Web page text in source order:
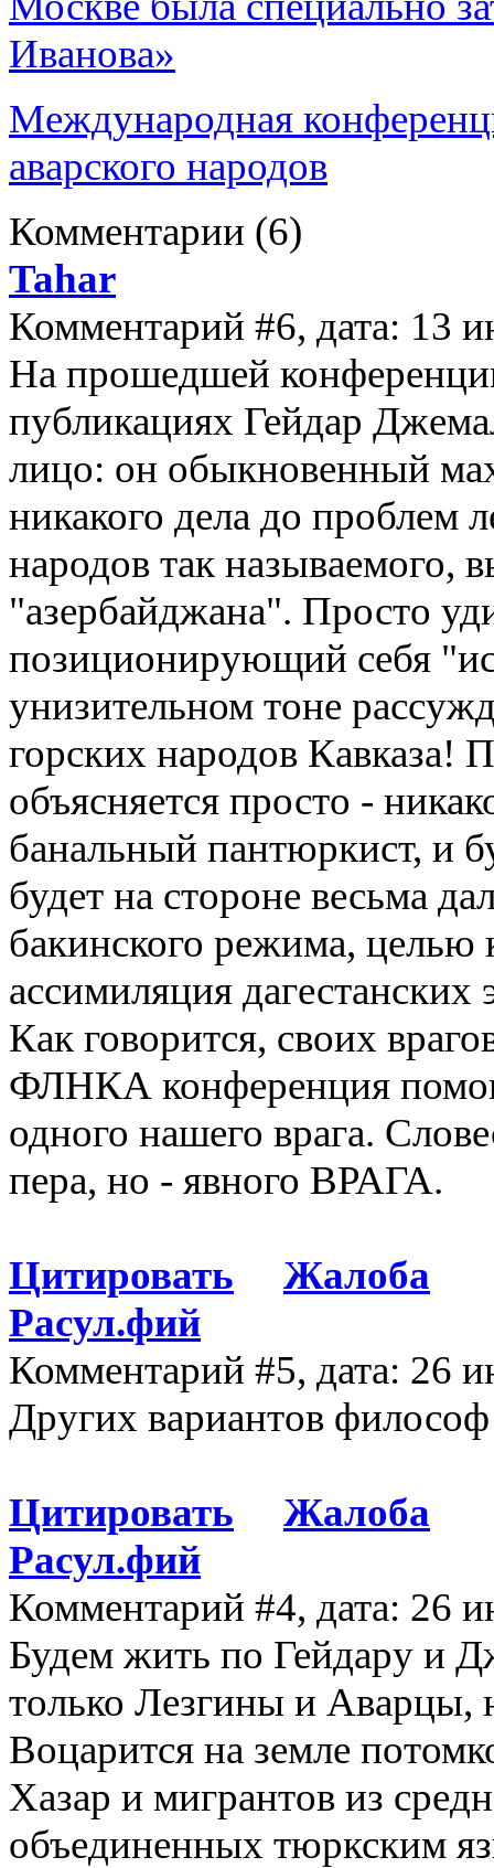
Иванова»
Международная
аварского народов
Комментарии (6)
Tahar
Комментарий #6, дата: 13
На прошедшей
публикациях Гейдар
лицо: он обыкновенный
никакого дела до проблем
народов так называемого,
"азербайджана". Просто
позиционирующий себя
унизительном тоне
горских народов Кавказа!
объясняется просто -
банальный пантюркист, и
будет на стороне весьма
бакинского режима, целью
ассимиляция дагестанских
Как говорится, своих
ФЛНКА конференция
одного нашего врага.
пера, но - явного ВРАГА.
Цитировать
Жалоба
Расул.фий
Комментарий #5, дата: 26
Других вариантов
Цитировать
Жалоба
Расул.фий
Комментарий #4, дата: 26
Будем жить по Гейдару и
только Лезгины и Аварцы,
Воцарится на земле
Хазар и мигрантов из
объединенных тюркским